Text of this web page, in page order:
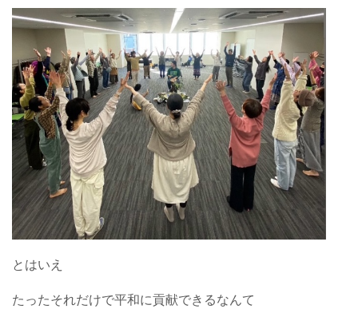
とはいえ
たったそれだけで平和に貢献できるなんて